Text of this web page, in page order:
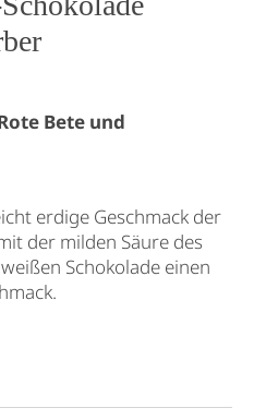
Bete und
erdige Geschmack der
der milden Säure des
Schokolade einen